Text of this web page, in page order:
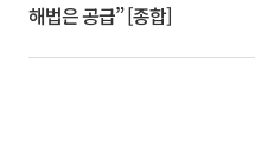
해법은 공급” [종합]